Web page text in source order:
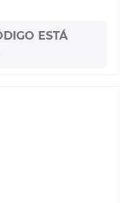
ESTÁ